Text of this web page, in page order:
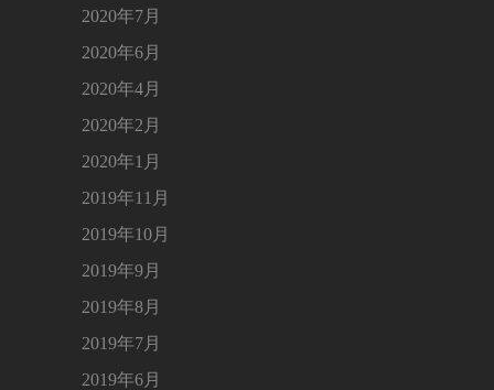
2020年7月
2020年6月
2020年4月
2020年2月
2020年1月
2019年11月
2019年10月
2019年9月
2019年8月
2019年7月
2019年6月